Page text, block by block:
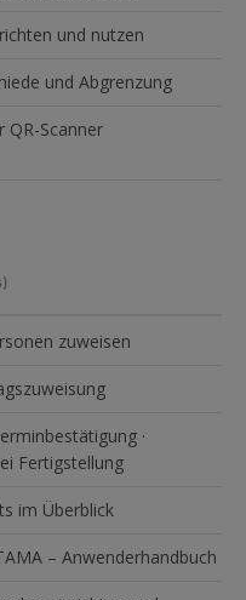
und nutzen
und Abgrenzung
QR-Scanner
zuweisen
·
Fertigstellung
im Überblick
– Anwenderhandbuch